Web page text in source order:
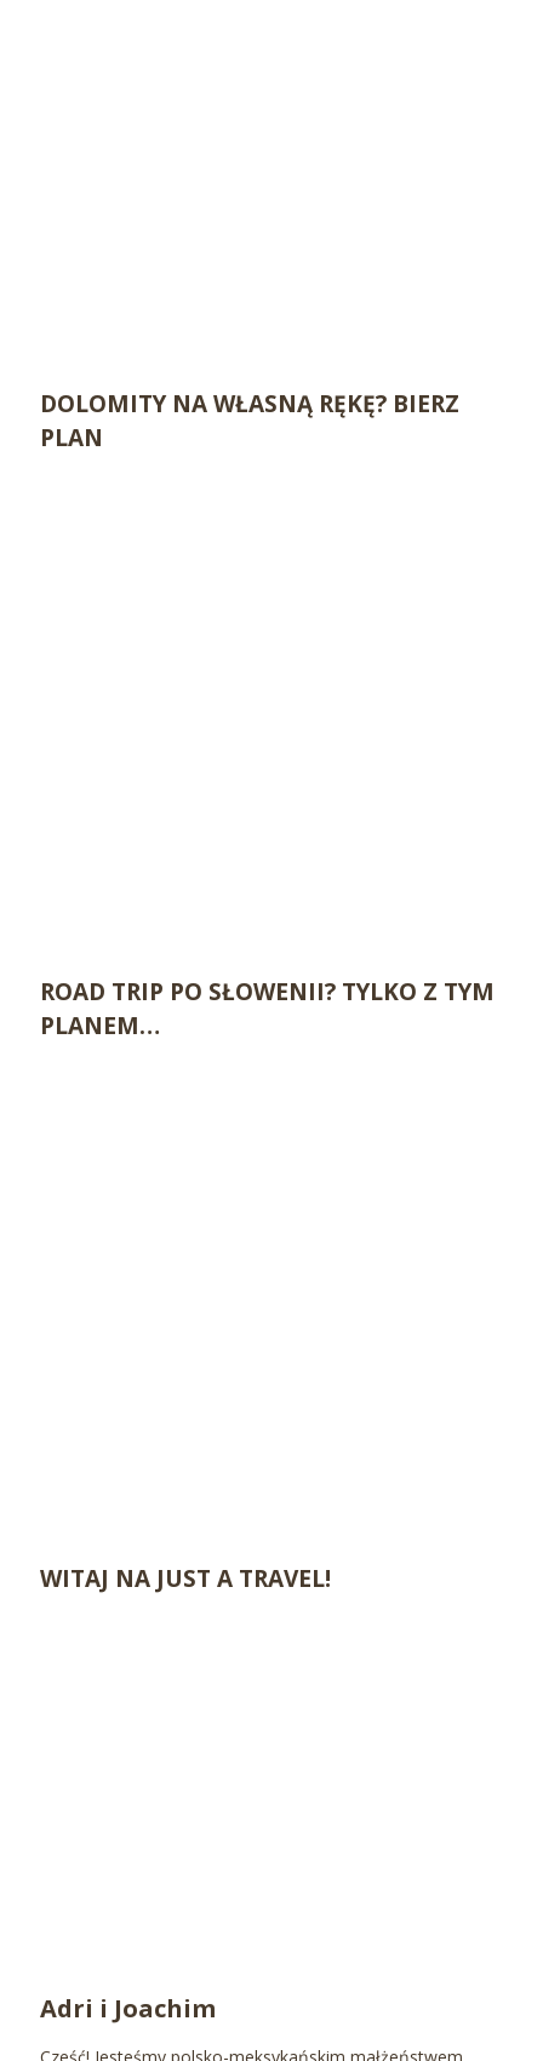
DOLOMITY NA WŁASNĄ RĘKĘ? BIERZ
PLAN
ROAD TRIP PO SŁOWENII? TYLKO Z TYM
PLANEM…
WITAJ NA JUST A TRAVEL!
Adri i Joachim